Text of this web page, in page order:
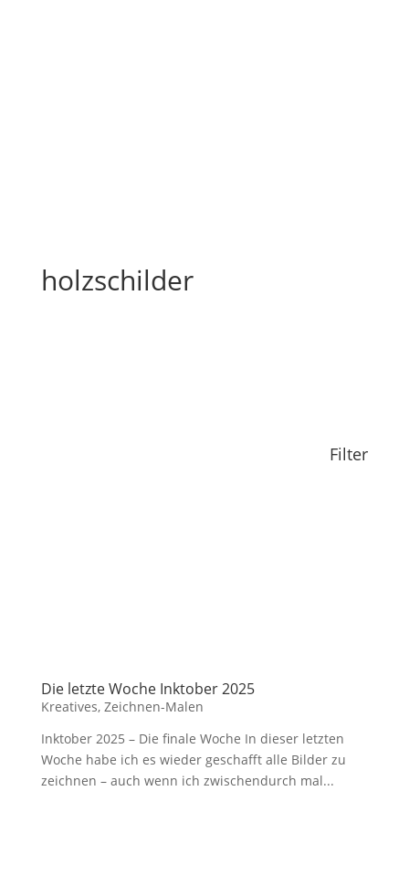
holzschilder
Filter
Die letzte Woche Inktober 2025
Kreatives, Zeichnen-Malen
Inktober 2025 – Die finale Woche In dieser letzten
Woche habe ich es wieder geschafft alle Bilder zu
zeichnen – auch wenn ich zwischendurch mal...